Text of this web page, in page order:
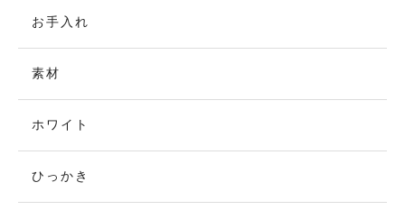
お手入れ
素材
ホワイト
ひっかき